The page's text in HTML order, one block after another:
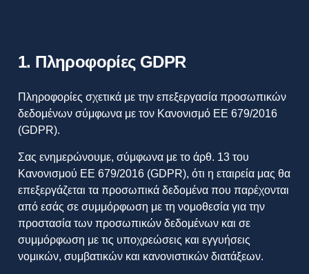
1. Πληροφορίες GDPR
Πληροφορίες σχετικά με την επεξεργασία προσωπικών
δεδομένων σύμφωνα με τον Κανονισμό ΕΕ 679/2016
(GDPR).
Σας ενημερώνουμε, σύμφωνα με το άρθ. 13 του
Κανονισμού ΕΕ 679/2016 (GDPR), ότι η εταιρεία μας θα
επεξεργάζεται τα προσωπικά δεδομένα που παρέχονται
από εσάς σε συμμόρφωση με τη νομοθεσία για την
προστασία των προσωπικών δεδομένων και σε
συμμόρφωση με τις υποχρεώσεις και εγγυήσεις
νομικών, συμβατικών και κανονιστικών διατάξεων.